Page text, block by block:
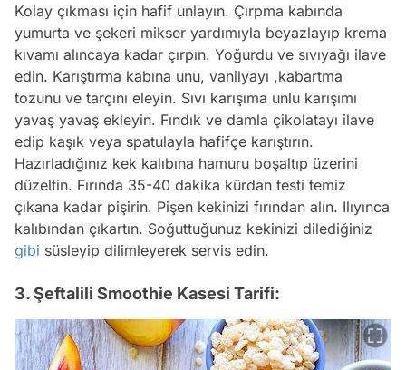
Kolay çıkması için hafif unlayın. Çırpma kabında
yumurta ve şekeri mikser yardımıyla beyazlayıp krema
kıvamı alıncaya kadar çırpın. Yoğurdu ve sıvıyağı ilave
edin. Karıştırma kabına unu, vanilyayı ,kabartma
tozunu ve tarçını eleyin. Sıvı karışıma unlu karışımı
yavaş yavaş ekleyin. Fındık ve damla çikolatayı ilave
edip kaşık veya spatulayla hafifçe karıştırın.
Hazırladığınız kek kalıbına hamuru boşaltıp üzerini
düzeltin. Fırında 35-40 dakika kürdan testi temiz
çıkana kadar pişirin. Pişen kekinizi fırından alın. Ilıyınca
kalıbından çıkartın. Soğuttuğunuz kekinizi dilediğiniz
gibi süsleyip dilimleyerek servis edin.
3. Şeftalili Smoothie Kasesi Tarifi: